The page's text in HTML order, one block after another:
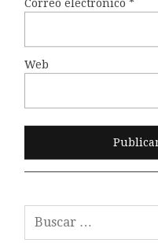
Correo electrónico *
Web